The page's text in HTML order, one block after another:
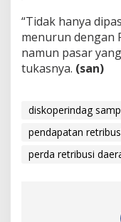
“Tidak hanya
menurun dengan
namun pasar
tukasnya. (san)
diskoperindag
pendapatan
perda retribusi